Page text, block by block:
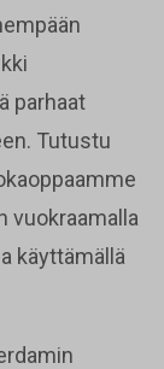
parhaat
Tutustu
vuokraamalla
käyttämällä